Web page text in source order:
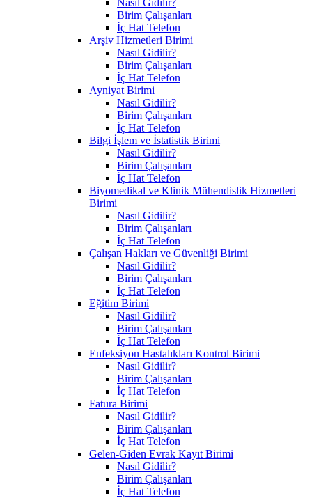
Birim Çalışanları
İç Hat Telefon
Arşiv Hizmetleri Birimi
Nasıl Gidilir?
Birim Çalışanları
İç Hat Telefon
Ayniyat Birimi
Nasıl Gidilir?
Birim Çalışanları
İç Hat Telefon
Bilgi İşlem ve İstatistik Birimi
Nasıl Gidilir?
Birim Çalışanları
İç Hat Telefon
Biyomedikal ve Klinik Mühendislik Hizmetleri
Birimi
Nasıl Gidilir?
Birim Çalışanları
İç Hat Telefon
Çalışan Hakları ve Güvenliği Birimi
Nasıl Gidilir?
Birim Çalışanları
İç Hat Telefon
Eğitim Birimi
Nasıl Gidilir?
Birim Çalışanları
İç Hat Telefon
Enfeksiyon Hastalıkları Kontrol Birimi
Nasıl Gidilir?
Birim Çalışanları
İç Hat Telefon
Fatura Birimi
Nasıl Gidilir?
Birim Çalışanları
İç Hat Telefon
Gelen-Giden Evrak Kayıt Birimi
Nasıl Gidilir?
Birim Çalışanları
İç Hat Telefon